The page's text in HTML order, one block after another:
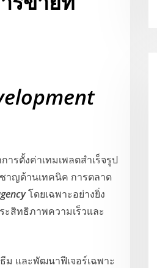
รตั้งค่าเทมเพลตสำเร็จรูป
าญด้านเทคนิค การตลาด
โดยเฉพาะอย่างยิ่ง
ะสิทธิภาพความเร็วและ
ม และพัฒนาฟีเจอร์เฉพาะ